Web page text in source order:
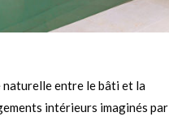
naturelle entre le bâti et la
intérieurs imaginés par